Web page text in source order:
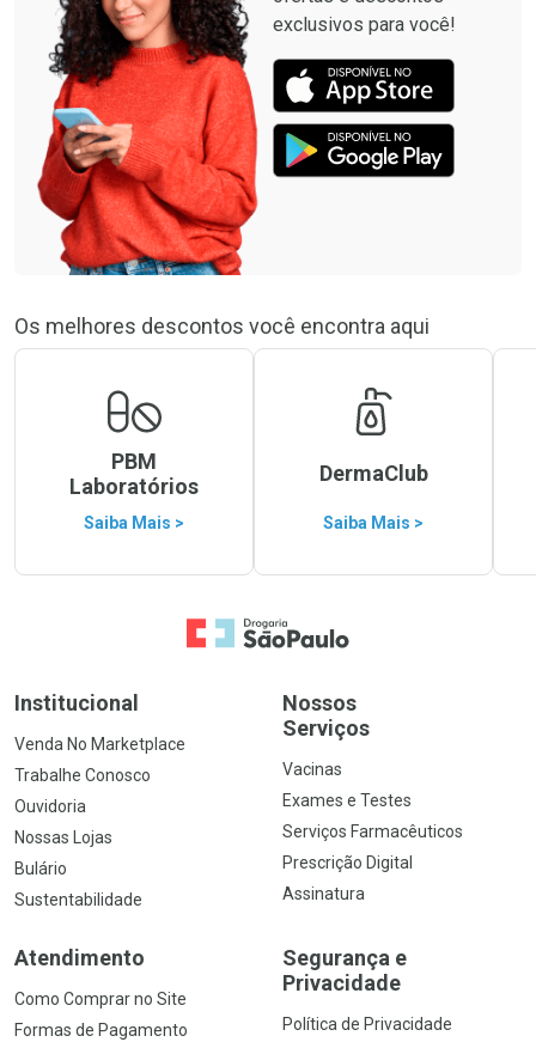
exclusivos para você!
Os melhores descontos você encontra aqui
PBM
Laboratórios
Saiba Mais >
DermaClub
Saiba Mais >
Ir para a Home
Institucional
Venda No Marketplace
Trabalhe Conosco
Ouvidoria
Nossas Lojas
Bulário
Sustentabilidade
Nossos
Serviços
Vacinas
Exames e Testes
Serviços Farmacêuticos
Prescrição Digital
Assinatura
Atendimento
Como Comprar no Site
Formas de Pagamento
Segurança e
Privacidade
Política de Privacidade